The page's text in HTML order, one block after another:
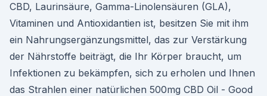
CBD, Laurinsäure, Gamma-Linolensäuren (GLA),
Vitaminen und Antioxidantien ist, besitzen Sie mit ihm
ein Nahrungsergänzungsmittel, das zur Verstärkung
der Nährstoffe beiträgt, die Ihr Körper braucht, um
Infektionen zu bekämpfen, sich zu erholen und Ihnen
das Strahlen einer natürlichen 500mg CBD Oil - Good